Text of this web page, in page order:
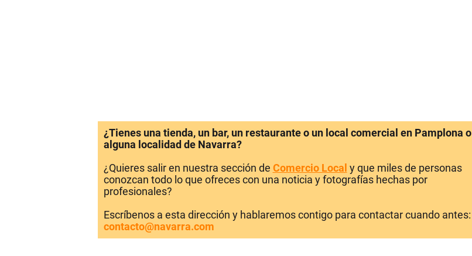
¿Tienes una tienda, un bar, un restaurante o un local comercial en Pamplona o
alguna localidad de Navarra?
¿Quieres salir en nuestra sección de Comercio Local y que miles de personas
conozcan todo lo que ofreces con una noticia y fotografías hechas por
profesionales?
Escríbenos a esta dirección y hablaremos contigo para contactar cuando antes:
contacto@navarra.com